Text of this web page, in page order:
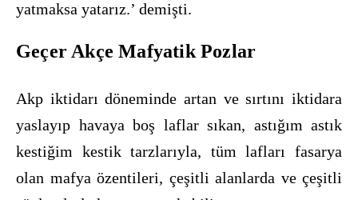
yatmaksa yatarız.’ demişti.
Geçer Akçe Mafyatik Pozlar
Akp iktidarı döneminde artan ve sırtını iktidara
yaslayıp havaya boş laflar sıkan, astığım astık
kestiğim kestik tarzlarıyla, tüm lafları fasarya
olan mafya özentileri, çeşitli alanlarda ve çeşitli